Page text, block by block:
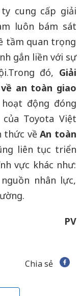
cung cấp giải
luôn bám sát
tầm quan trọng
gắn liền với sự
Trong đó, Giải
an toàn giao
động đóng
Toyota Việt
thức về An toàn
liên tục triển
vực khác như:
nhân lực,
PV
Chia sẻ